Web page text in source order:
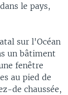
le pays,
sur l'Océan
un bâtiment
fenêtre
au pied de
de chaussée,